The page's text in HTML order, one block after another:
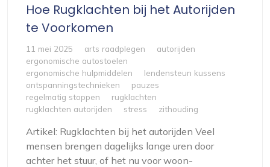
Hoe Rugklachten bij het Autorijden
te Voorkomen
11 mei 2025 arts raadplegen
autorijden
ergonomische autostoelen
ergonomische hulpmiddelen
lendensteun kussens
ontspanningstechnieken
pauzes
regelmatig stoppen
rugklachten
rugklachten autorijden
stress zithouding
Artikel: Rugklachten bij het autorijden Veel
mensen brengen dagelijks lange uren door
achter het stuur, of het nu voor woon-